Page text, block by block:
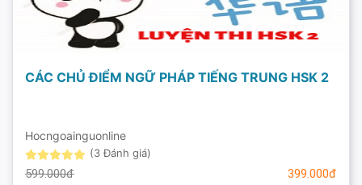
CÁC CHỦ ĐIỂM NGỮ PHÁP TIẾNG TRUNG HSK 2
Hocngoainguonline
(3 Đánh giá)
599.000đ 399.000đ